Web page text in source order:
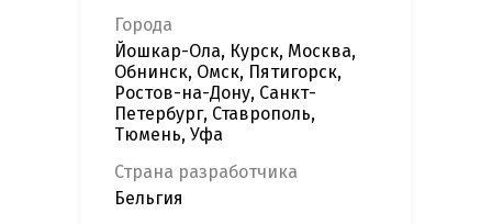
Города
Йошкар-Ола, Курск, Москва,
Обнинск, Омск, Пятигорск,
Ростов-на-Дону, Санкт-
Петербург, Ставрополь,
Тюмень, Уфа
Страна разработчика
Бельгия